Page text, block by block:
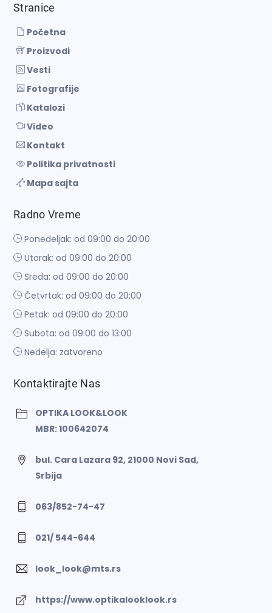
Stranice
Početna
Proizvodi
Vesti
Fotografije
Katalozi
Video
Kontakt
Politika privatnosti
Mapa sajta
Radno Vreme
Ponedeljak: od 09:00 do 20:00
Utorak: od 09:00 do 20:00
Sreda: od 09:00 do 20:00
Četvrtak: od 09:00 do 20:00
Petak: od 09:00 do 20:00
Subota: od 09:00 do 13:00
Nedelja: zatvoreno
Kontaktirajte Nas
OPTIKA LOOK&LOOK
MBR: 100642074
bul. Cara Lazara 92, 21000 Novi Sad,
Srbija
063/852-74-47
021/ 544-644
look_look@mts.rs
https://www.optikalooklook.rs